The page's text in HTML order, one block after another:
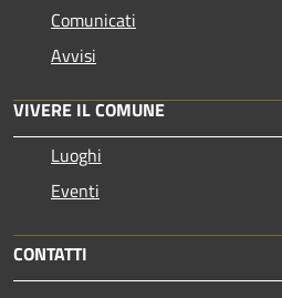
Comunicati
Avvisi
VIVERE IL COMUNE
Luoghi
Eventi
CONTATTI